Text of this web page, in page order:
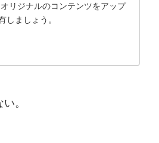
リジナルのコンテンツをアップ
しましょう。
。